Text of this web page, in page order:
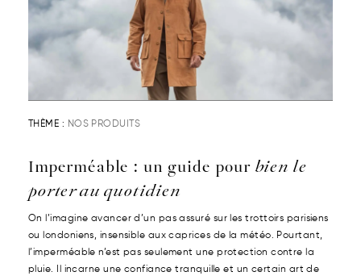
THÈME : NOS PRODUITS
Imperméable : un guide pour bien le
porter au quotidien
On l’imagine avancer d’un pas assuré sur les trottoirs parisiens
ou londoniens, insensible aux caprices de la météo. Pourtant,
l’imperméable n’est pas seulement une protection contre la
pluie. Il incarne une confiance tranquille et un certain art de